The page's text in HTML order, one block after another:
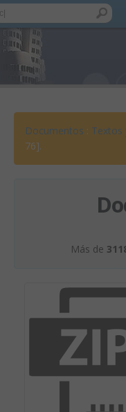
Documentos : Textos
76].
Más de